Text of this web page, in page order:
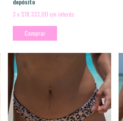
depósito
3 x $18.333,00 sin interés
Comprar